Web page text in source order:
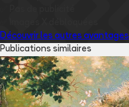
Découvrir les autres avantages
Publications similaires